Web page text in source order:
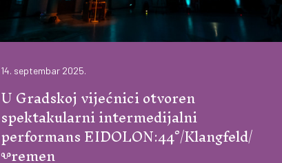
14. septembar 2025.
U Gradskoj vijećnici otvoren
spektakularni intermedijalni
performans EIDOLON:44°/Klangfeld/
Ⰲremen